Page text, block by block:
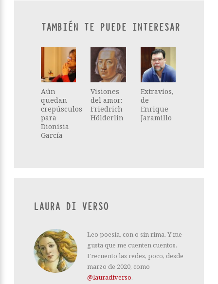
TAMBIÉN TE PUEDE INTERESAR
Aún
quedan
crepúsculos
para
Dionisia
García
Visiones
del amor:
Friedrich
Hölderlin
Extravíos,
de
Enrique
Jaramillo
LAURA DI VERSO
Leo poesía, con o sin rima. Y me
gusta que me cuenten cuentos.
Frecuento las redes, poco, desde
marzo de 2020, como
@lauradiverso.